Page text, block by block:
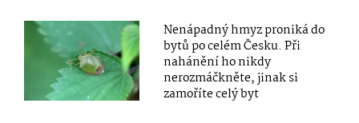
Nenápadný hmyz proniká do
bytů po celém Česku. Při
nahánění ho nikdy
nerozmáčkněte, jinak si
zamoříte celý byt